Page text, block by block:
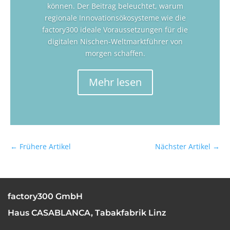
können. Der Beitrag beleuchtet, warum
regionale Innovationsökosysteme wie die
factory300 ideale Voraussetzungen für die
digitalen Nischen-Weltmarktführer von
morgen schaffen.
Mehr lesen
← Frühere Artikel Nächster Artikel →
factory300 GmbH
Haus CASABLANCA, Tabakfabrik Linz